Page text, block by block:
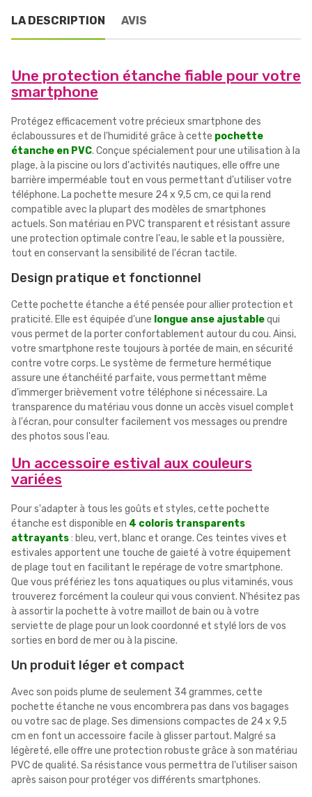
LA DESCRIPTION AVIS
Une protection étanche fiable pour votre
smartphone
Protégez efficacement votre précieux smartphone des
éclaboussures et de l'humidité grâce à cette pochette
étanche en PVC. Conçue spécialement pour une utilisation à la
plage, à la piscine ou lors d'activités nautiques, elle offre une
barrière imperméable tout en vous permettant d'utiliser votre
téléphone. La pochette mesure 24 x 9,5 cm, ce qui la rend
compatible avec la plupart des modèles de smartphones
actuels. Son matériau en PVC transparent et résistant assure
une protection optimale contre l'eau, le sable et la poussière,
tout en conservant la sensibilité de l'écran tactile.
Design pratique et fonctionnel
Cette pochette étanche a été pensée pour allier protection et
praticité. Elle est équipée d'une longue anse ajustablequi
vous permet de la porter confortablement autour du cou. Ainsi,
votre smartphone reste toujours à portée de main, en sécurité
contre votre corps. Le système de fermeture hermétique
assure une étanchéité parfaite, vous permettant même
d'immerger brièvement votre téléphone si nécessaire. La
transparence du matériau vous donne un accès visuel complet
à l'écran, pour consulter facilement vos messages ou prendre
des photos sous l'eau.
Un accessoire estival aux couleurs
variées
Pour s'adapter à tous les goûts et styles, cette pochette
étanche est disponible en 4 coloris transparents
attrayants: bleu, vert, blanc et orange. Ces teintes vives et
estivales apportent une touche de gaieté à votre équipement
de plage tout en facilitant le repérage de votre smartphone.
Que vous préfériez les tons aquatiques ou plus vitaminés, vous
trouverez forcément la couleur qui vous convient. N'hésitez pas
à assortir la pochette à votre maillot de bain ou à votre
serviette de plage pour un look coordonné et stylé lors de vos
sorties en bord de mer ou à la piscine.
Un produit léger et compact
Avec son poids plume de seulement 34 grammes, cette
pochette étanche ne vous encombrera pas dans vos bagages
ou votre sac de plage. Ses dimensions compactes de 24 x 9,5
cm en font un accessoire facile à glisser partout. Malgré sa
légèreté, elle offre une protection robuste grâce à son matériau
PVC de qualité. Sa résistance vous permettra de l'utiliser saison
après saison pour protéger vos différents smartphones.